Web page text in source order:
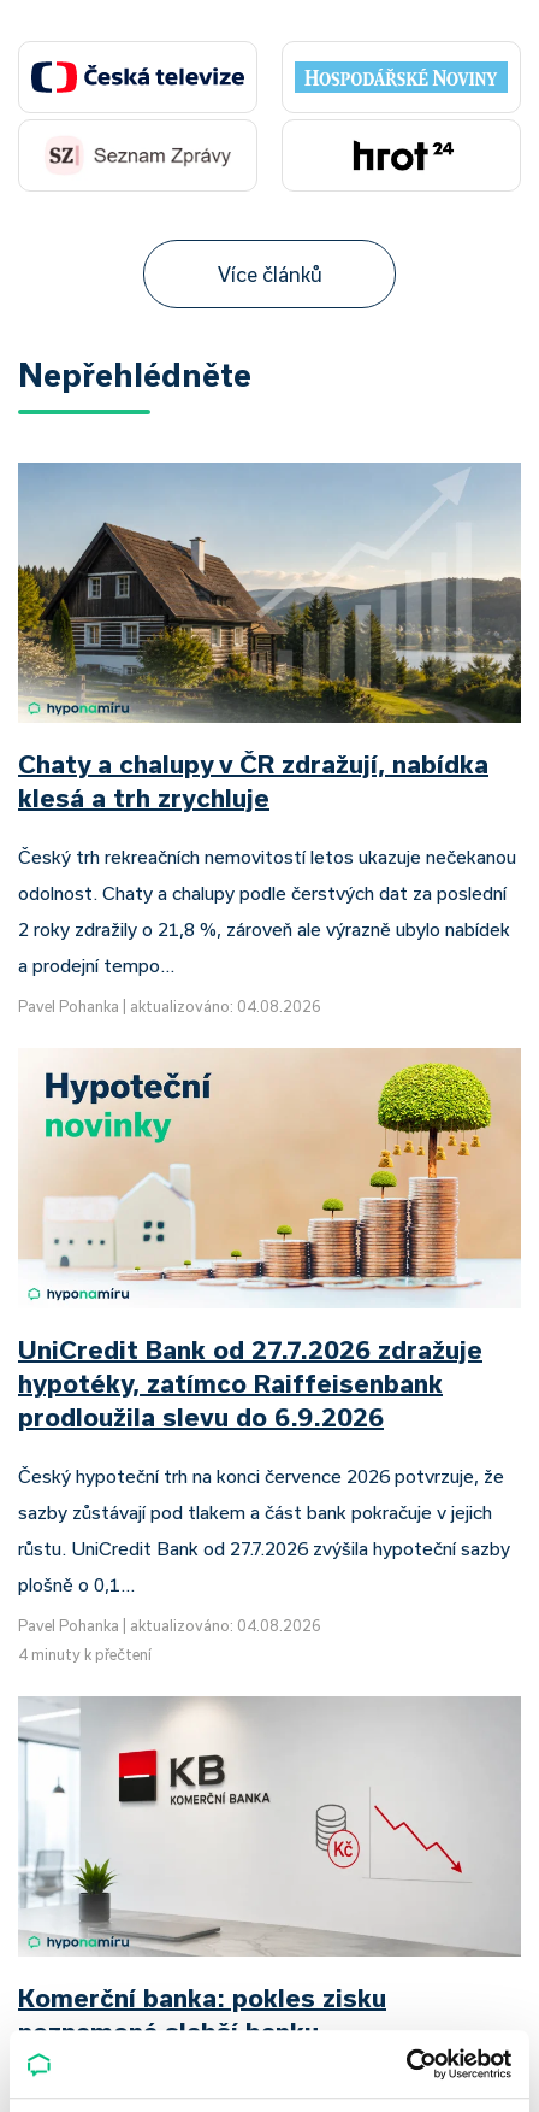
Více článků
Nepřehlédněte
Chaty a chalupy v ČR zdražují, nabídka
klesá a trh zrychluje
Český trh rekreačních nemovitostí letos ukazuje nečekanou
odolnost. Chaty a chalupy podle čerstvých dat za poslední
2 roky zdražily o 21,8 %, zároveň ale výrazně ubylo nabídek
a prodejní tempo…
Pavel Pohanka aktualizováno: 04.08.2026
UniCredit Bank od 27.7.2026 zdražuje
hypotéky, zatímco Raiffeisenbank
prodloužila slevu do 6.9.2026
Český hypoteční trh na konci července 2026 potvrzuje, že
sazby zůstávají pod tlakem a část bank pokračuje v jejich
růstu. UniCredit Bank od 27.7.2026 zvýšila hypoteční sazby
plošně o 0,1…
Pavel Pohanka
aktualizováno: 04.08.2026
4 minuty k přečtení
Komerční banka: pokles zisku
neznamená slabší banku